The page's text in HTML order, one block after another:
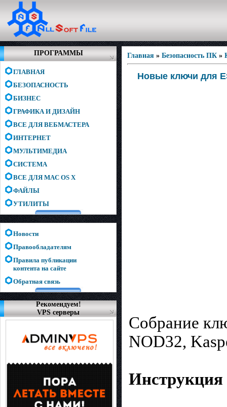
ПРОГРАММЫ
ГЛАВНАЯ
БЕЗОПАСНОСТЬ
БИЗНЕС
ГРАФИКА И ДИЗАЙН
ВСЕ ДЛЯ ВЕБМАСТЕРА
ИНТЕРНЕТ
МУЛЬТИМЕДИА
СИСТЕМА
ВСЕ ДЛЯ MAC OS X
ФАЙЛЫ
УТИЛИТЫ
Новости
Правообладателям
Правила публикации
контента на сайте
Обратная связь
Рекомендуем!
VPS серверы
Главная » Безопасность ПК »
Новые ключи для
Собрание
NOD32,
Инструкция